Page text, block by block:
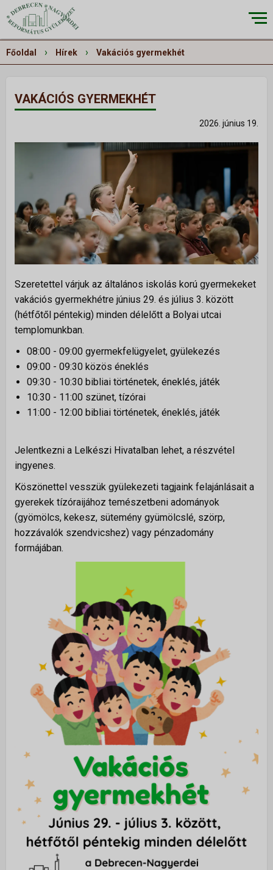
RÓLUNK ▼
Történetünk
Munkatársaink
Galéria
Szivárvány
ALKALMAINK
Istentiszteletek
Érdeklődőknek
Gyerekeknek
Fiataloknak
Felnőtteknek
Kamarakórus
Többgenerációs tábor
NAPTÁR
KAPCSOLAT
TÁMOGATÁS▼
Adakozás
Alapítvány
ÚJ VAGYOK ITT
Főoldal › Hírek › Vakációs gyermekhét
VAKÁCIÓS GYERMEKHÉT
2026. június 19.
Szeretettel várjuk az általános iskolás korú gyermekeket
vakációs gyermekhétre június 29. és július 3. között
(hétfőtől péntekig) minden délelőtt a Bolyai utcai
templomunkban.
08:00 - 09:00 gyermekfelügyelet, gyülekezés
09:00 - 09:30 közös éneklés
09:30 - 10:30 bibliai történetek, éneklés, játék
10:30 - 11:00 szünet, tízórai
11:00 - 12:00 bibliai történetek, éneklés, játék
Jelentkezni a Lelkészi Hivatalban lehet, a részvétel
ingyenes.
Köszönettel vesszük gyülekezeti tagjaink felajánlásait a
gyerekek tízóraijához temészetbeni adományok
(gyömölcs, kekesz, sütemény gyümölcslé, szörp,
hozzávalók szendvicshez) vagy pénzadomány
formájában.